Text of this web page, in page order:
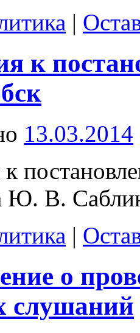
|
к
13.03.2014
Ю. В.
|
о
слушаний